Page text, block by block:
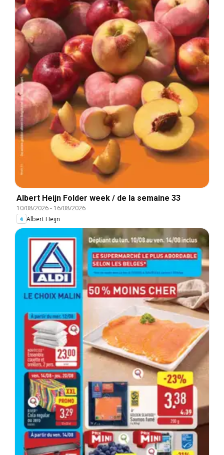
Albert Heijn Folder week / de la semaine 33
10/08/2026- 16/08/2026
Albert Heijn